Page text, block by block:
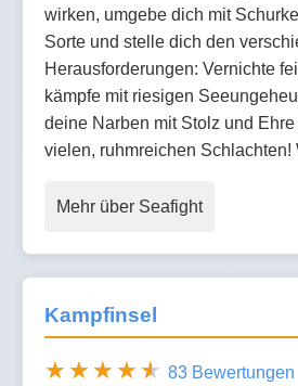
wirken, umgebe dich mit
Sorte und stelle dich den
Herausforderungen: Vernichte
kämpfe mit riesigen
deine Narben mit Stolz und
vielen, ruhmreichen
Mehr über Seafight
Kampfinsel
83 Bewertungen